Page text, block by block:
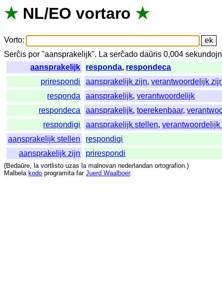
★ NL/EO vortaro ★
Vorto:
Serĉis por "aansprakelijk". La serĉado daŭris 0,004sekundojn
aansprakelijk
responda, respondeca
prirespondi
aansprakelijk zijn,verantwoordelijk
responda
aansprakelijk,verantwoordelijk
respondeca
aansprakelijk,toerekenbaar,
respondigi
aansprakelijk stellen,verantwoordelijk
aansprakelijk stellen
respondigi
aansprakelijk zijn
prirespondi
(Bedaŭre, la vortlisto uzas la malnovan nederlandan ortografion.)
Malbela kodo programita far Juerd Waalboer.